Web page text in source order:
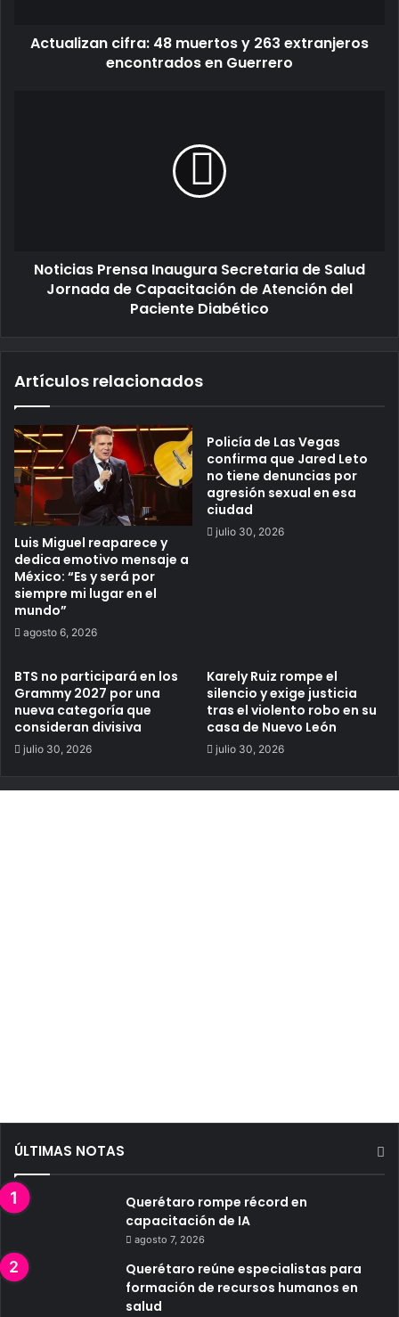
Actualizan cifra: 48 muertos y 263 extranjeros
encontrados en Guerrero
Noticias Prensa Inaugura Secretaria de Salud
Jornada de Capacitación de Atención del
Paciente Diabético
Artículos relacionados
Luis Miguel reaparece y
dedica emotivo mensaje a
México: “Es y será por
siempre mi lugar en el
mundo”
agosto 6, 2026
Policía de Las Vegas
confirma que Jared Leto
no tiene denuncias por
agresión sexual en esa
ciudad
julio 30, 2026
BTS no participará en los
Grammy 2027 por una
nueva categoría que
consideran divisiva
julio 30, 2026
Karely Ruiz rompe el
silencio y exige justicia
tras el violento robo en su
casa de Nuevo León
julio 30, 2026
ÚLTIMAS NOTAS
Querétaro rompe récord en
capacitación de IA
agosto 7, 2026
Querétaro reúne especialistas para
formación de recursos humanos en
salud